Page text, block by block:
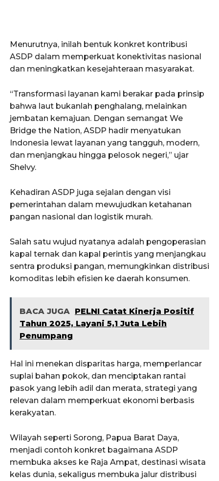
Menurutnya, inilah bentuk konkret kontribusi
ASDP dalam memperkuat konektivitas nasional
dan meningkatkan kesejahteraan masyarakat.
“Transformasi layanan kami berakar pada prinsip
bahwa laut bukanlah penghalang, melainkan
jembatan kemajuan. Dengan semangat We
Bridge the Nation, ASDP hadir menyatukan
Indonesia lewat layanan yang tangguh, modern,
dan menjangkau hingga pelosok negeri,” ujar
Shelvy.
Kehadiran ASDP juga sejalan dengan visi
pemerintahan dalam mewujudkan ketahanan
pangan nasional dan logistik murah.
Salah satu wujud nyatanya adalah pengoperasian
kapal ternak dan kapal perintis yang menjangkau
sentra produksi pangan, memungkinkan distribusi
komoditas lebih efisien ke daerah konsumen.
BACA JUGA
PELNI Catat Kinerja Positif
Tahun 2025, Layani 5,1 Juta Lebih
Penumpang
Hal ini menekan disparitas harga, memperlancar
suplai bahan pokok, dan menciptakan rantai
pasok yang lebih adil dan merata, strategi yang
relevan dalam memperkuat ekonomi berbasis
kerakyatan.
Wilayah seperti Sorong, Papua Barat Daya,
menjadi contoh konkret bagaimana ASDP
membuka akses ke Raja Ampat, destinasi wisata
kelas dunia, sekaligus membuka jalur distribusi